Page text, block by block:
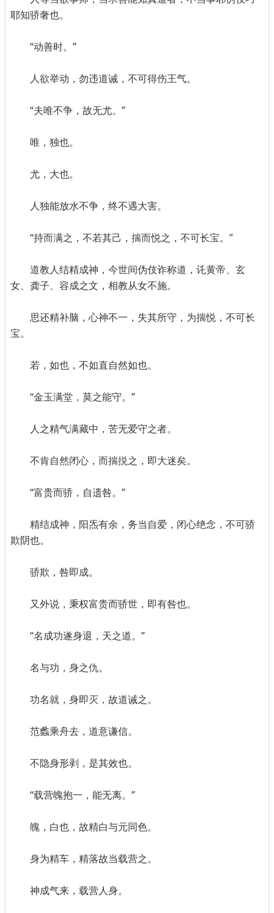
耶知骄奢也。
“动善时。”
人欲举动，勿违道诫，不可得伤王气。
“夫唯不争，故无尤。”
唯，独也。
尤，大也。
人独能放水不争，终不遇大害。
“持而满之，不若其己，揣而悦之，不可长宝。”
道教人结精成神，今世间伪伎诈称道，讬黄帝、玄
女、龚子、容成之文，相教从女不施。
思还精补脑，心神不一，失其所守，为揣悦，不可长
宝。
若，如也，不如直自然如也。
“金玉满堂，莫之能守。”
人之精气满藏中，苦无爱守之者。
不肯自然闭心，而揣捝之，即大迷矣。
“富贵而骄，自遗咎。”
精结成神，阳炁有余，务当自爱，闭心绝念，不可骄
欺阴也。
骄欺，咎即成。
又外说，秉权富贵而骄世，即有咎也。
“名成功遂身退，天之道。”
名与功，身之仇。
功名就，身即灭，故道诫之。
范蠡乘舟去，道意谦信。
不隐身形剥，是其效也。
“载营魄抱一，能无离。”
魄，白也，故精白与元同色。
身为精车，精落故当载营之。
神成气来，载营人身。